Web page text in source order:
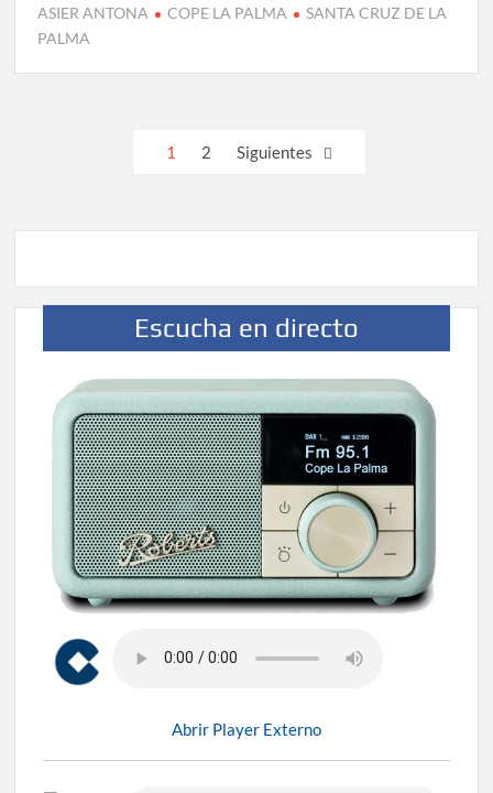
ASIER ANTONA COPE LA PALMA
SANTA CRUZ DE LA
PALMA
1 2 Siguientes
Escucha en directo
Abrir Player Externo